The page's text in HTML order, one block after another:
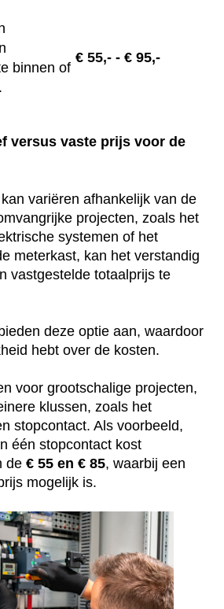
binnen of
€ 55,- - € 95,-
versus vaste prijs voor de
variëren afhankelijk van de
projecten, zoals het
systemen of het
meterkast, kan het verstandig
vastgestelde totaalprijs te
deze optie aan, waardoor
hebt over de kosten.
voor grootschalige projecten,
klussen, zoals het
stopcontact. Als voorbeeld,
één stopcontact kost
de € 55 en € 85, waarbij een
mogelijk is.